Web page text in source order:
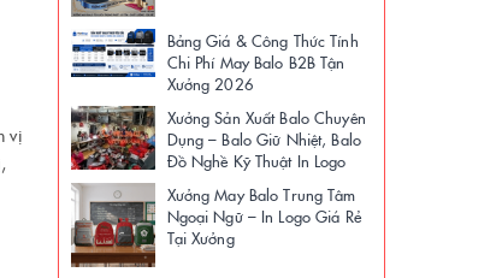
vị
Bảng Giá & Công Thức Tính
Chi Phí May Balo B2B Tận
Xưởng 2026
Xưởng Sản Xuất Balo Chuyên
Dụng – Balo Giữ Nhiệt, Balo
Đồ Nghề Kỹ Thuật In Logo
Xưởng May Balo Trung Tâm
Ngoại Ngữ – In Logo Giá Rẻ
Tại Xưởng